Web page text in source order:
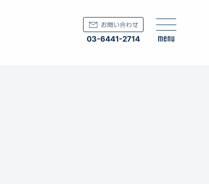
03-6441-2714